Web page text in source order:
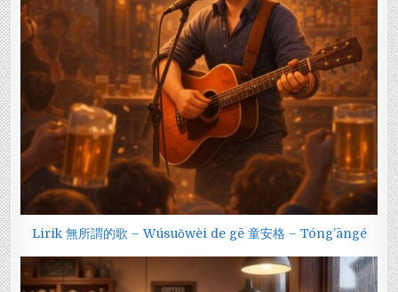
Lirik 無所謂的歌 – Wúsuǒwèi de gē 童安格 – Tóng’āngé